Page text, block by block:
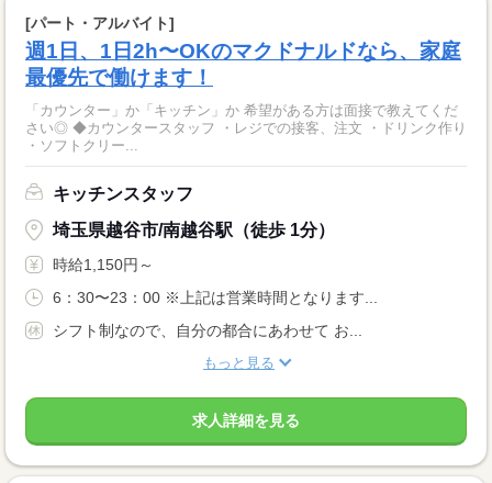
[パート・アルバイト]
週1日、1日2h〜OKのマクドナルドなら、家庭
最優先で働けます！
「カウンター」か「キッチン」か 希望がある方は面接で教えてくだ
さい◎ ◆カウンタースタッフ ・レジでの接客、注文 ・ドリンク作り
・ソフトクリー...
キッチンスタッフ
埼玉県越谷市/南越谷駅（徒歩 1分）
時給1,150円～
6：30〜23：00 ※上記は営業時間となります...
シフト制なので、自分の都合にあわせて お...
もっと見る
求人詳細を見る